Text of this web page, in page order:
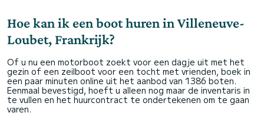
Hoe kan ik een boot huren in Villeneuve-
Loubet, Frankrijk?
Of u nu een motorboot zoekt voor een dagje uit met het
gezin of een zeilboot voor een tocht met vrienden, boek in
een paar minuten online uit het aanbod van 1386 boten.
Eenmaal bevestigd, hoeft u alleen nog maar de inventaris in
te vullen en het huurcontract te ondertekenen om te gaan
varen.